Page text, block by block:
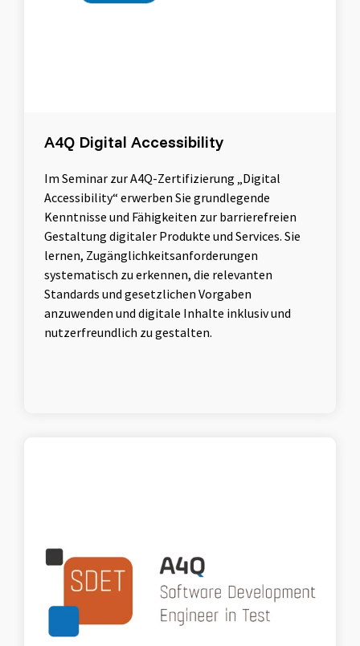
A4Q Digital Accessibility
Im Seminar zur A4Q-Zertifizierung „Digital
Accessibility“ erwerben Sie grundlegende
Kenntnisse und Fähigkeiten zur barrierefreien
Gestaltung digitaler Produkte und Services. Sie
lernen, Zugänglichkeitsanforderungen
systematisch zu erkennen, die relevanten
Standards und gesetzlichen Vorgaben
anzuwenden und digitale Inhalte inklusiv und
nutzerfreundlich zu gestalten.